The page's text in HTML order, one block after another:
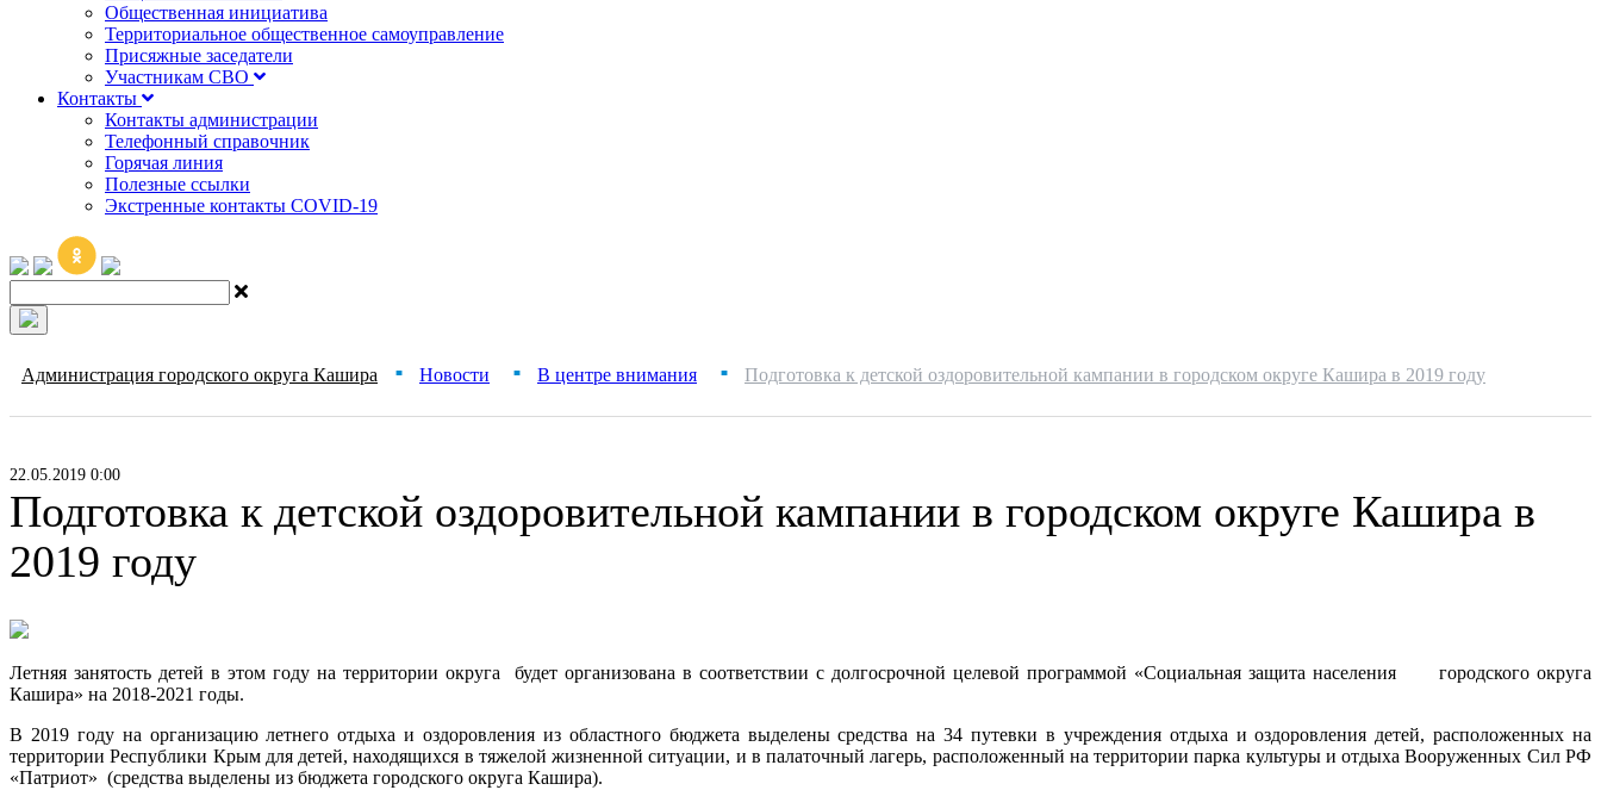
Общественная инициатива
Территориальное общественное самоуправление
Присяжные заседатели
Участникам СВО
Контакты
Контакты администрации
Телефонный справочник
Горячая линия
Полезные ссылки
Экстренные контакты COVID-19
Администрация городского округа Кашира ■ Новости ■ В центре внимания ■ Подготовка к детской оздоровительной кампании в городском округе Кашира в 2019 году
22.05.2019 0:00
Подготовка к детской оздоровительной кампании в городском округе Кашира в
2019 году
Летняя занятость детей в этом году на территории округа будет организована в соответствии с долгосрочной целевой программой «Социальная защита населения городского округа
Кашира» на 2018-2021 годы.
В 2019 году на организацию летнего отдыха и оздоровления из областного бюджета выделены средства на 34 путевки в учреждения отдыха и оздоровления детей, расположенных на
территории Республики Крым для детей, находящихся в тяжелой жизненной ситуации, и в палаточный лагерь, расположенный на территории парка культуры и отдыха Вооруженных Сил РФ
«Патриот» (средства выделены из бюджета городского округа Кашира).